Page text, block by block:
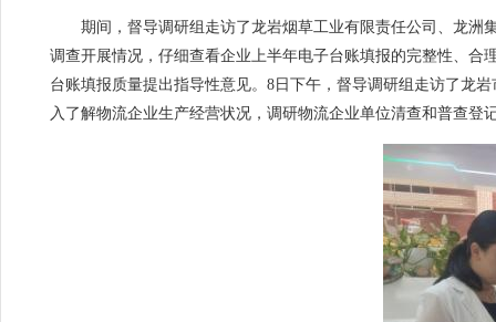
期间，督导调研组走访了龙岩烟草工业有限责任公司、龙洲
调查开展情况，仔细查看企业上半年电子台账填报的完整性、
台账填报质量提出指导性意见。8日下午，督导调研组走访了龙
入了解物流企业生产经营状况，调研物流企业单位清查和普查登